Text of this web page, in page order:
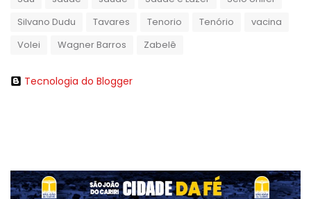
Silvano Dudu
Tavares Tenorio Tenório
vacina
Volei
Wagner Barros Zabelê
Tecnologia do Blogger